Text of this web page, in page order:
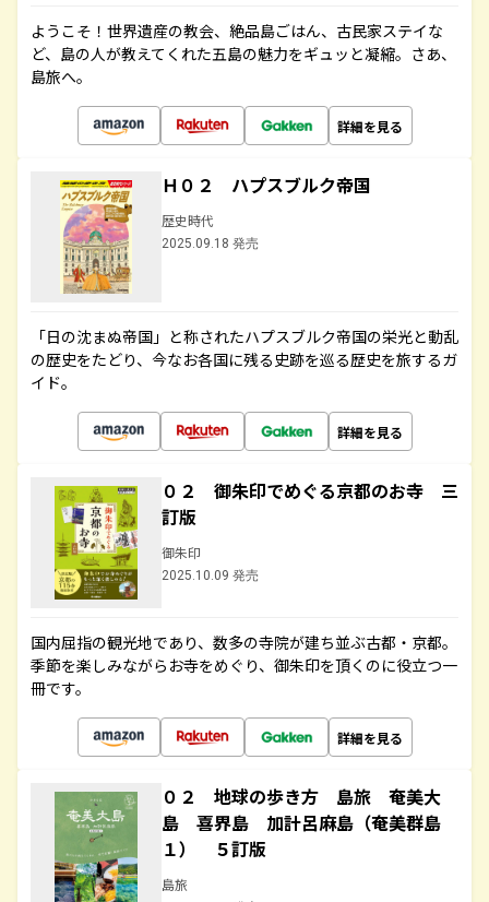
ようこそ！世界遺産の教会、絶品島ごはん、古民家ステイな
ど、島の人が教えてくれた五島の魅力をギュッと凝縮。さあ、
島旅へ。
詳細を見る
Ｈ０２ ハプスブルク帝国
歴史時代
2025.09.18 発売
「日の沈まぬ帝国」と称されたハプスブルク帝国の栄光と動乱
の歴史をたどり、今なお各国に残る史跡を巡る歴史を旅するガ
イド。
詳細を見る
０２ 御朱印でめぐる京都のお寺 三
訂版
御朱印
2025.10.09 発売
国内屈指の観光地であり、数多の寺院が建ち並ぶ古都・京都。
季節を楽しみながらお寺をめぐり、御朱印を頂くのに役立つ一
冊です。
詳細を見る
０２ 地球の歩き方 島旅 奄美大
島 喜界島 加計呂麻島（奄美群島
１） ５訂版
島旅